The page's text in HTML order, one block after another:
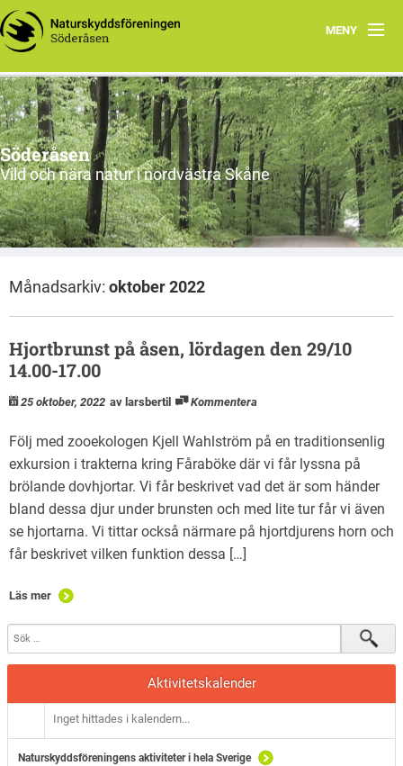
MENY
Ekbacken får rovdjursavvisande stängsel
Program
Aktuellt
Om oss
Utflykter
För nedladdning.
Maglaby kärr – restaurering
Söderåsen
Vild och nära natur i nordvästra Skåne
Månadsarkiv: oktober 2022
Hjortbrunst på åsen, lördagen den 29/10
14.00-17.00
25 oktober, 2022 av larsbertil Kommentera
Följ med zooekologen Kjell Wahlström på en traditionsenlig
exkursion i trakterna kring Fåraböke där vi får lyssna på
brölande dovhjortar. Vi får beskrivet vad det är som händer
bland dessa djur under brunsten och med lite tur får vi även
se hjortarna. Vi tittar också närmare på hjortdjurens horn och
får beskrivet vilken funktion dessa […]
Läs mer
Aktivitetskalender
Inget hittades i kalendern...
Naturskyddsföreningens aktiviteter i hela Sverige